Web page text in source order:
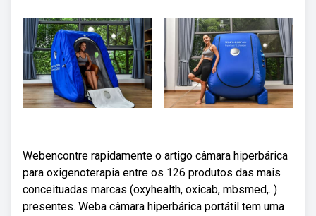
Webencontre rapidamente o artigo câmara hiperbárica
para oxigenoterapia entre os 126 produtos das mais
conceituadas marcas (oxyhealth, oxicab, mbsmed,. )
presentes. Weba câmara hiperbárica portátil tem uma